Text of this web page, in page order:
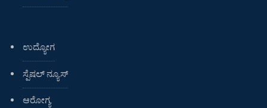
ಉದ್ಯೋಗ
ಸ್ಪೆಷಲ್ ನ್ಯೂಸ್
ಆರೋಗ್ಯ